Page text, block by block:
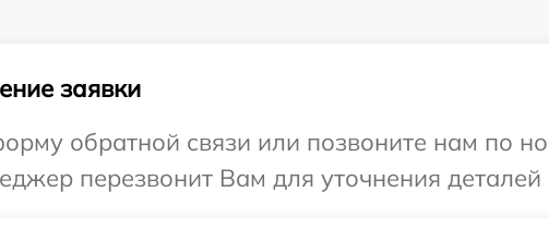
заявки
обратной связи или позвоните нам по
перезвонит Вам для уточнения деталей